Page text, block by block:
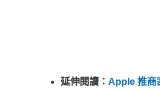
延伸閱讀： Apple 推商